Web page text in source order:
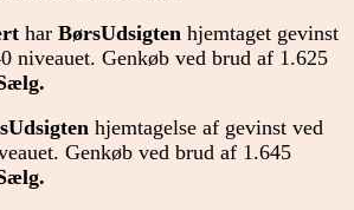
har BørsUdsigten hjemtaget gevinst
niveauet. Genkøb ved brud af 1.625
hjemtagelse af gevinst ved
Genkøb ved brud af 1.645